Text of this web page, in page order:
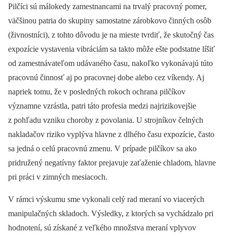
Pilčíci sú málokedy zamestnancami na trvalý pracovný pomer,
väčšinou patria do skupiny samostatne zárobkovo činných osôb
(živnostníci), z tohto dôvodu je na mieste tvrdiť, že skutočný čas
expozície vystavenia vibráciám sa takto môže ešte podstatne líšiť
od zamestnávateľom udávaného času, nakoľko vykonávajú túto
pracovnú činnosť aj po pracovnej dobe alebo cez víkendy. Aj
napriek tomu, že v posledných rokoch ochrana pilčíkov
významne vzrástla, patri táto profesia medzi najrizikovejšie
z pohľadu vzniku choroby z povolania. U strojníkov čelných
nakladačov riziko vyplýva hlavne z dlhého času expozície, často
sa jedná o celú pracovnú zmenu. V prípade pilčíkov sa ako
pridružený negatívny faktor prejavuje zaťaženie chladom, hlavne
pri práci v zimných mesiacoch.
V rámci výskumu sme vykonali celý rad meraní vo viacerých
manipulačných skladoch. Výsledky, z ktorých sa vychádzalo pri
hodnotení, sú získané z veľkého množstva meraní vplyvov